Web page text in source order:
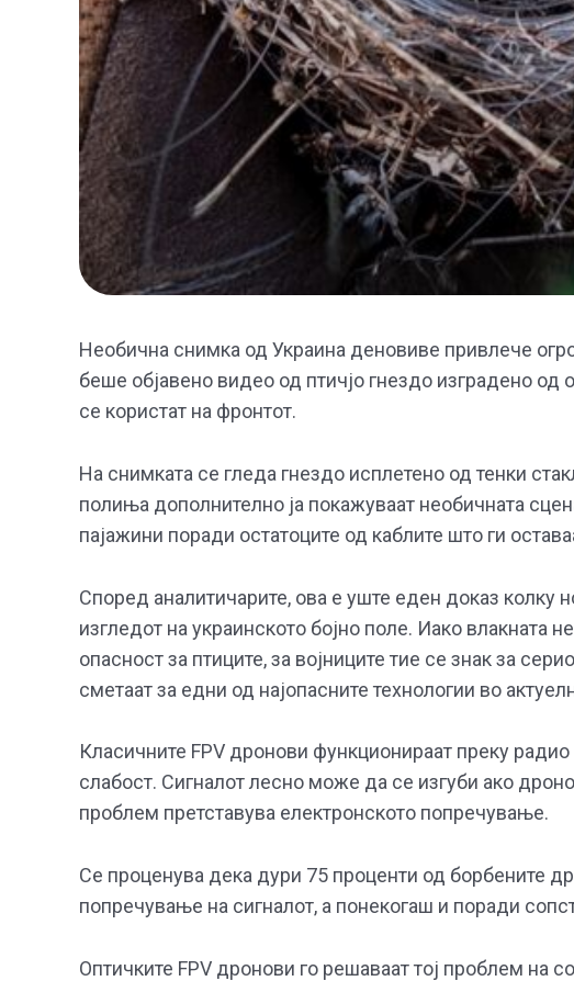
Необична снимка од Украина деновиве привлече
беше објавено видео од птичјо гнездо изградено
се користат на фронтот.
На снимката се гледа гнездо исплетено од тенки
полиња дополнително ја покажуваат необичната
пајажини поради остатоците од каблите што ги
Според аналитичарите, ова е уште еден доказ колку
изгледот на украинското бојно поле. Иако влакната
опасност за птиците, за војниците тие се знак за
сметаат за едни од најопасните технологии во
Класичните FPV дронови функционираат преку
слабост. Сигналот лесно може да се изгуби ако
проблем претставува електронското попречување.
Се проценува дека дури 75 проценти од борбените
попречување на сигналот, а понекогаш и поради
Оптичките FPV дронови го решаваат тој проблем на